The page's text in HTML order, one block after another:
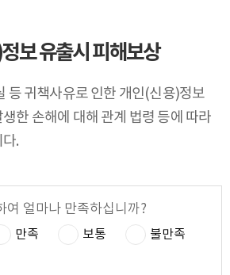
보 유출시 피해보상
등 귀책사유로 인한 개인(신용)정보
한 손해에 대해 관계 법령 등에 따라
.
여 얼마나 만족하십니까?
만족 보통 불만족